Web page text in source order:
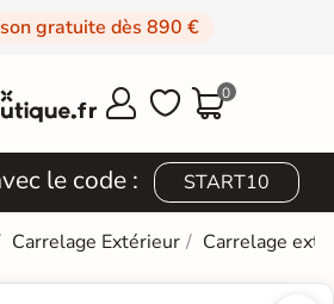
gratuite dès 890 €
  0
le code : START10
Carrelage Extérieur Carrelage